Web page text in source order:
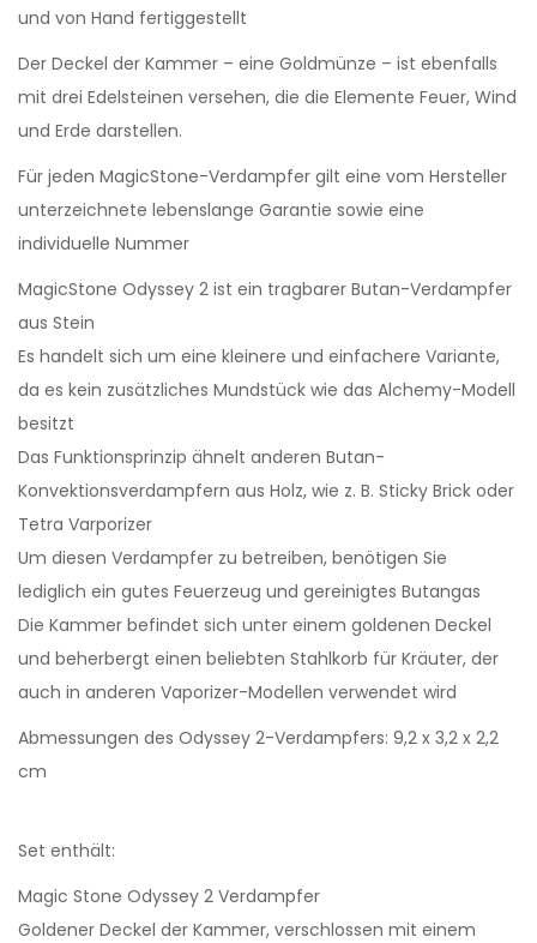
und von Hand fertiggestellt
Der Deckel der Kammer – eine Goldmünze – ist ebenfalls
mit drei Edelsteinen versehen, die die Elemente Feuer, Wind
und Erde darstellen.
Für jeden MagicStone-Verdampfer gilt eine vom Hersteller
unterzeichnete lebenslange Garantie sowie eine
individuelle Nummer
MagicStone Odyssey 2 ist ein tragbarer Butan-Verdampfer
aus Stein
Es handelt sich um eine kleinere und einfachere Variante,
da es kein zusätzliches Mundstück wie das Alchemy-Modell
besitzt
Das Funktionsprinzip ähnelt anderen Butan-
Konvektionsverdampfern aus Holz, wie z. B. Sticky Brick oder
Tetra Varporizer
Um diesen Verdampfer zu betreiben, benötigen Sie
lediglich ein gutes Feuerzeug und gereinigtes Butangas
Die Kammer befindet sich unter einem goldenen Deckel
und beherbergt einen beliebten Stahlkorb für Kräuter, der
auch in anderen Vaporizer-Modellen verwendet wird
Abmessungen des Odyssey 2-Verdampfers: 9,2 x 3,2 x 2,2
cm
Set enthält:
Magic Stone Odyssey 2 Verdampfer
Goldener Deckel der Kammer, verschlossen mit einem